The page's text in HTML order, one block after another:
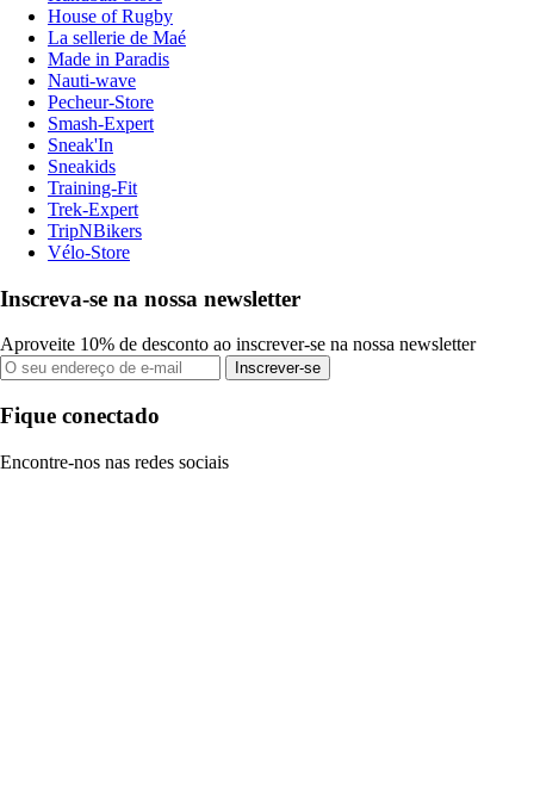
House of Rugby
La sellerie de Maé
Made in Paradis
Nauti-wave
Pecheur-Store
Smash-Expert
Sneak'In
Sneakids
Training-Fit
Trek-Expert
TripNBikers
Vélo-Store
Inscreva-se na nossa newsletter
Aproveite 10% de desconto ao inscrever-se na nossa newsletter
Inscrever-se
Fique conectado
Encontre-nos nas redes sociais